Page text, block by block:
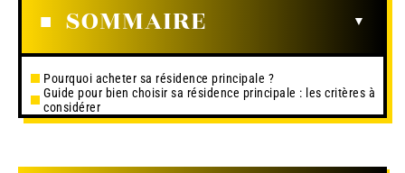
SOMMAIRE
Pourquoi acheter sa résidence principale ?
Guide pour bien choisir sa résidence principale : les critères à
considérer